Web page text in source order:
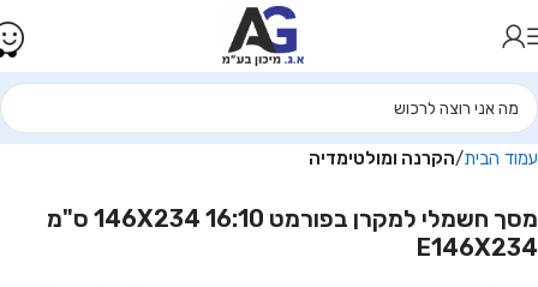
עמוד הבית הקרנה ומולטימדיה
מסך חשמלי למקרן בפורמט 16:10 146X234 ס"מ
E146X234